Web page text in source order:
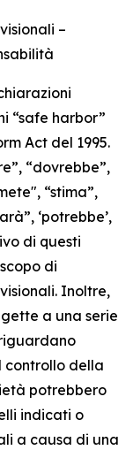
–
“safe harbor”
Act del 1995.
“dovrebbe”,
“stima”,
‘potrebbe’,
di questi
di
Inoltre,
a una serie
controllo della
potrebbero
indicati o
a causa di una